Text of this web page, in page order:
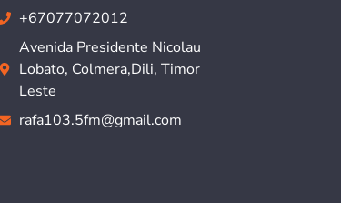
+67077072012
Avenida Presidente Nicolau
Lobato, Colmera,Dili, Timor
Leste
rafa103.5fm@gmail.com